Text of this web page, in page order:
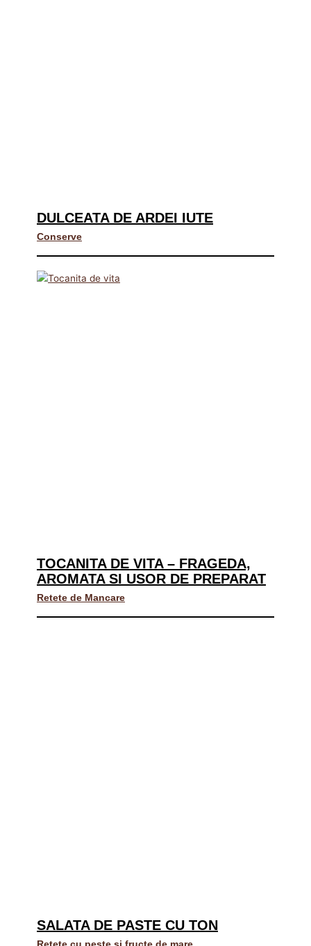
DULCEATA DE ARDEI IUTE
Conserve
TOCANITA DE VITA – FRAGEDA,
AROMATA SI USOR DE PREPARAT
Retete de Mancare
SALATA DE PASTE CU TON